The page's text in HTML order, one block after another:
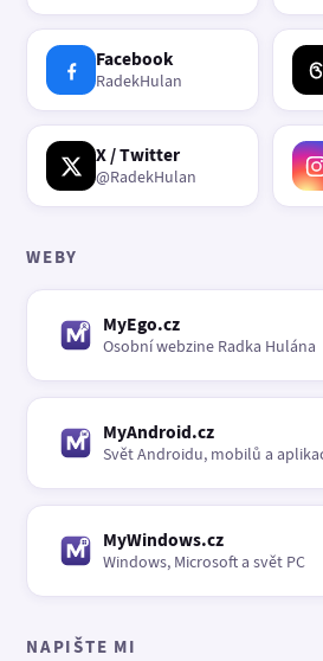
Facebook
RadekHulan
X / Twitter
@RadekHulan
WEBY
MyEgo.cz
Osobní webzine Radka Hulána
MyAndroid.cz
Svět Androidu, mobilů a
MyWindows.cz
Windows, Microsoft a svět PC
NAPIŠTE MI